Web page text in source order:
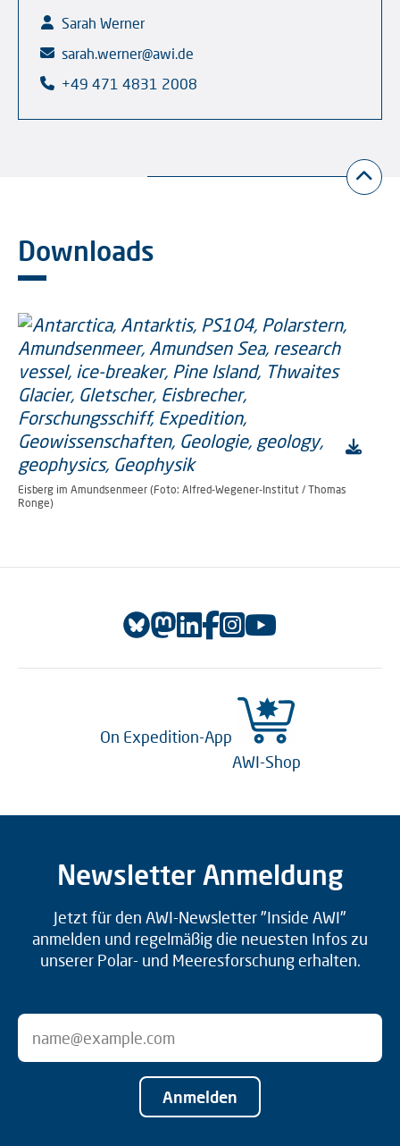
Sarah Werner
sarah.werner@awi.de
+49 471 4831 2008
Downloads
Eisberg im Amundsenmeer (Foto: Alfred-Wegener-Institut / Thomas
Ronge)
On Expedition-App
AWI-Shop
Newsletter Anmeldung
Jetzt für den AWI-Newsletter "Inside AWI"
anmelden und regelmäßig die neuesten Infos zu
unserer Polar- und Meeresforschung erhalten.
Anmelden